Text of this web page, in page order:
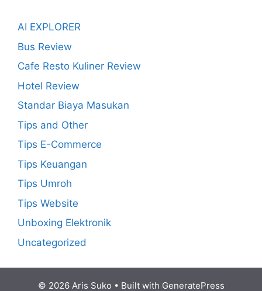
AI EXPLORER
Bus Review
Cafe Resto Kuliner Review
Hotel Review
Standar Biaya Masukan
Tips and Other
Tips E-Commerce
Tips Keuangan
Tips Umroh
Tips Website
Unboxing Elektronik
Uncategorized
© 2026 Aris Suko • Built with GeneratePress